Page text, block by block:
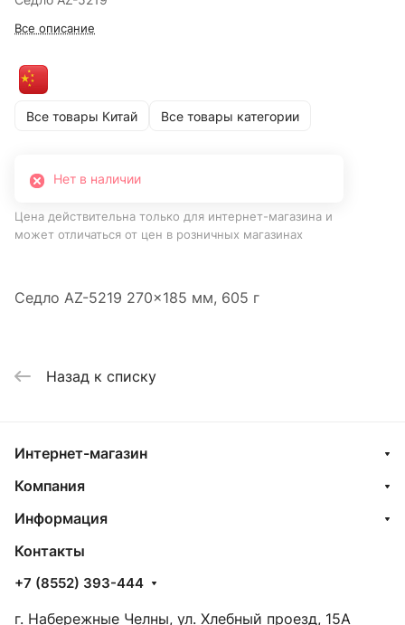
Все описание
Все товары Китай Все товары категории
Нет в наличии
Цена действительна только для интернет-магазина и
может отличаться от цен в розничных магазинах
Седло AZ-5219 270x185 мм, 605 г
Назад к списку
Интернет-магазин
Компания
Информация
Контакты
+7 (8552) 393-444
г. Набережные Челны, ул. Хлебный проезд, 15А